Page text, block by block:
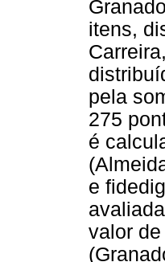
itens,
pela
275
é
e
valor